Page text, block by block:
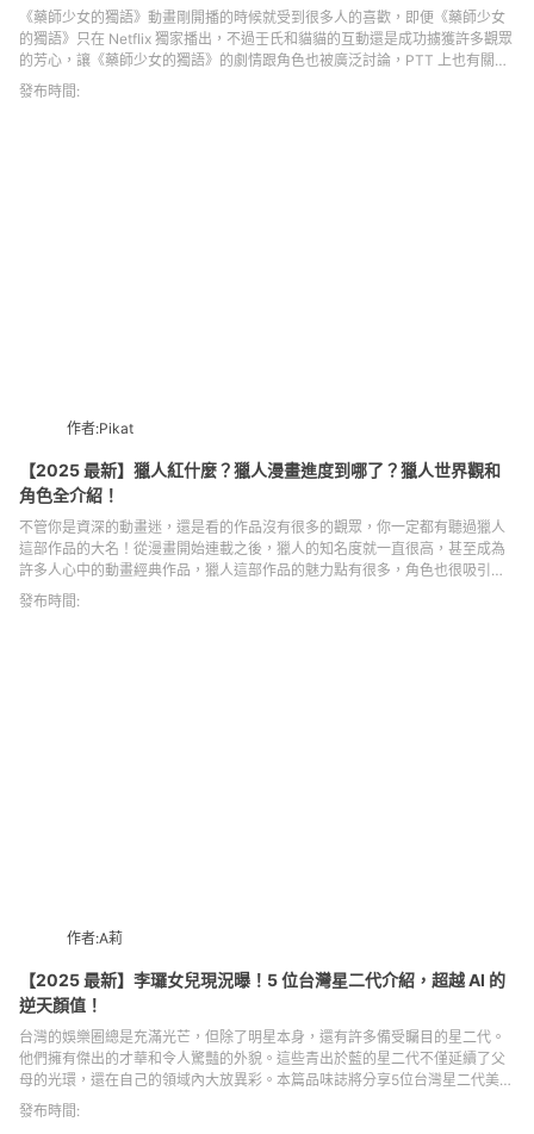
《藥師少女的獨語》動畫剛開播的時候就受到很多人的喜歡，即便《藥師少女
的獨語》只在 Netflix 獨家播出，不過壬氏和貓貓的互動還是成功擄獲許多觀眾
的芳心，讓《藥師少女的獨語》的劇情跟角色也被廣泛討論，PTT 上也有關於
羅漢、貓貓和壬氏之間三角戀的分析跟討論，內容滿有趣，不過如果你是完全
沒看過《藥師少女的獨語》的話也沒問題，小編今天會先簡單介紹《藥師少女
發布時間:
作者:Pikat
【2025 最新】獵人紅什麼？獵人漫畫進度到哪了？獵人世界觀和
角色全介紹！
不管你是資深的動畫迷，還是看的作品沒有很多的觀眾，你一定都有聽過獵人
這部作品的大名！從漫畫開始連載之後，獵人的知名度就一直很高，甚至成為
許多人心中的動畫經典作品，獵人這部作品的魅力點有很多，角色也很吸引
人，劇情的鋪墊和呈現上面也相當不錯，難怪大家會如此喜歡！如果你真的沒
看過獵人也沒關係，小編接下來幫大家整理了幾個大家對獵人常見的問題，也
發布時間:
作者:A莉
【2025 最新】李㼈女兒現況曝！5 位台灣星二代介紹，超越 AI 的
逆天顏值！
台灣的娛樂圈總是充滿光芒，但除了明星本身，還有許多備受矚目的星二代。
他們擁有傑出的才華和令人驚豔的外貌。這些青出於藍的星二代不僅延續了父
母的光環，還在自己的領域內大放異彩。本篇品味誌將分享5位台灣星二代美少
女，顏值簡直超越AI等級，包含李紫嫣、韓菲、王敏淳、Elly許曦文、Stacy黃
于庭。快來看看這些星二代是如何延續上一代的耕耘，在演藝圈發光發熱！
發布時間: